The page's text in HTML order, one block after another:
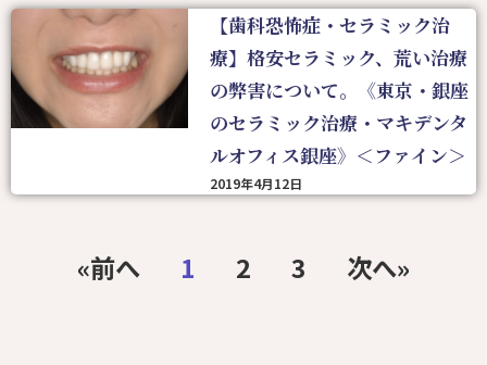
【歯科恐怖症・セラミック治
療】格安セラミック、荒い治療
の弊害について。《東京・銀座
のセラミック治療・マキデンタ
ルオフィス銀座》＜ファイン＞
2019年4月12日
«前へ 1 2 3 次へ»